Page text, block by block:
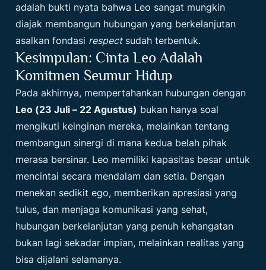
adalah bukti nyata bahwa Leo sangat mungkin
diajak membangun hubungan yang berkelanjutan
asalkan fondasi respectsudah terbentuk.
Kesimpulan: Cinta Leo Adalah
Komitmen Seumur Hidup
Pada akhirnya, mempertahankan hubungan dengan
Leo (23 Juli – 22 Agustus) bukan hanya soal
mengikuti keinginan mereka, melainkan tentang
membangun sinergi di mana kedua belah pihak
merasa bersinar. Leo memiliki kapasitas besar untuk
mencintai secara mendalam dan setia. Dengan
menekan sedikit ego, memberikan apresiasi yang
tulus, dan menjaga komunikasi yang sehat,
hubungan berkelanjutan yang penuh kehangatan
bukan lagi sekadar impian, melainkan realitas yang
bisa dijalani selamanya.